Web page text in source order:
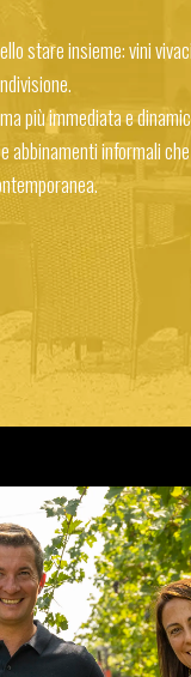
stare insieme: vini
più immediata e
abbinamenti informali